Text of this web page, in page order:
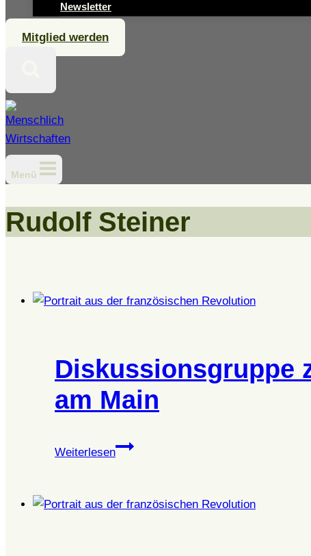
Newsletter
Mitglied werden
Menü
Rudolf Steiner
Diskussionsgruppe
am Main
Weiterlesen
Diskussionsgruppe
Dreigliederung